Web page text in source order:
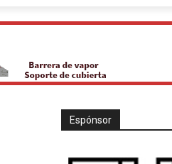
Espónsor